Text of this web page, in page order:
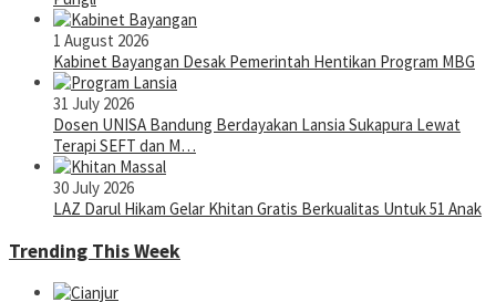
1 August 2026
Kabinet Bayangan Desak Pemerintah Hentikan Program MBG
31 July 2026
Dosen UNISA Bandung Berdayakan Lansia Sukapura Lewat
Terapi SEFT dan M…
30 July 2026
LAZ Darul Hikam Gelar Khitan Gratis Berkualitas Untuk 51 Anak
Trending This Week